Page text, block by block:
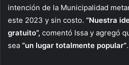
intención de la Municipalidad
este 2023 y sin costo. “Nuestra
gratuito”, comentó Issa y agregó
sea “un lugar totalmente popular”.